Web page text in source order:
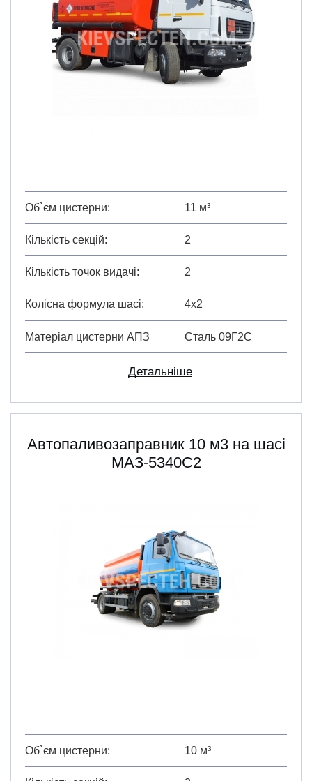
Об`єм цистерни 11 м³
Кількість секцій 2
Кількість точок видачі 2
Колісна формула шасі 4х2
Матеріал цистерни АПЗ Сталь 09Г2С
Детальніше
Автопаливозаправник 10 м3 на шасі
МАЗ-5340С2
Об`єм цистерни 10 м³